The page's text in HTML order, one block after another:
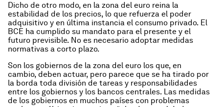
Dicho de otro modo, en la zona del euro reina la
estabilidad de los precios, lo que refuerza el poder
adquisitivo y en última instancia el consumo privado. El
BCE ha cumplido su mandato para el presente y el
futuro previsible. No es necesario adoptar medidas
normativas a corto plazo.
Son los gobiernos de la zona del euro los que, en
cambio, deben actuar, pero parece que se ha tirado por
la borda toda división de tareas y responsabilidades
entre los gobiernos y los bancos centrales. Las medidas
de los gobiernos en muchos países con problemas